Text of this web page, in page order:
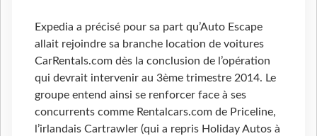
Expedia a précisé pour sa part qu’Auto Escape
allait rejoindre sa branche location de voitures
CarRentals.com dès la conclusion de l’opération
qui devrait intervenir au 3ème trimestre 2014. Le
groupe entend ainsi se renforcer face à ses
concurrents comme Rentalcars.com de Priceline,
l’irlandais Cartrawler (qui a repris Holiday Autos à